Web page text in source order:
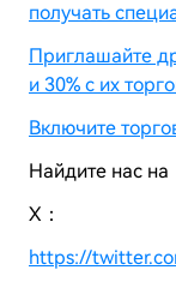
получать
Приглашайте
и 30% с их
Включите
Найдите нас на
X：
https://